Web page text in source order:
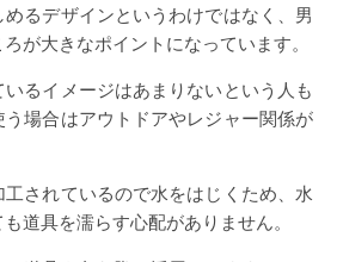
るデザインというわけではなく、男
が大きなポイントになっています。
るイメージはあまりないという人も
場合はアウトドアやレジャー関係が
工されているので水をはじくため、水
道具を濡らす心配がありません。